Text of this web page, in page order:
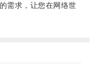
需求，让您在网络世